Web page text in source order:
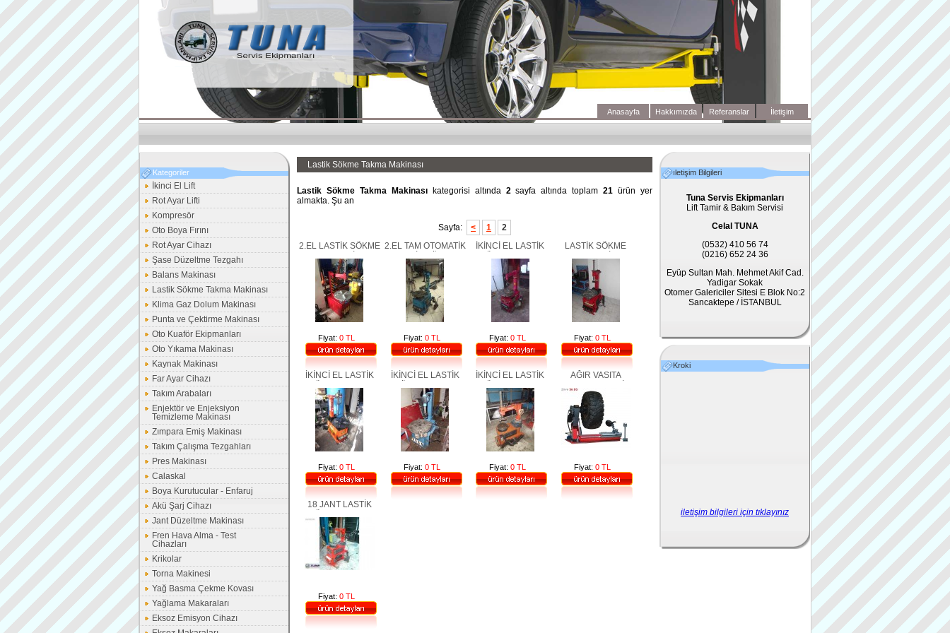
Anasayfa Hakkımızda Referanslar İletişim
Kategoriler
İkinci El Lift
Rot Ayar Lifti
Kompresör
Oto Boya Fırını
Rot Ayar Cihazı
Şase Düzeltme Tezgahı
Balans Makinası
Lastik Sökme Takma Makinası
Klima Gaz Dolum Makinası
Punta ve Çektirme Makinası
Oto Kuaför Ekipmanları
Oto Yıkama Makinası
Kaynak Makinası
Far Ayar Cihazı
Takım Arabaları
Enjektör ve Enjeksiyon
Temizleme Makinası
Zımpara Emiş Makinası
Takım Çalışma Tezgahları
Pres Makinası
Calaskal
Boya Kurutucular - Enfaruj
Akü Şarj Cihazı
Jant Düzeltme Makinası
Fren Hava Alma - Test
Cihazları
Krikolar
Torna Makinesi
Yağ Basma Çekme Kovası
Yağlama Makaraları
Eksoz Emisyon Cihazı
Lastik Sökme Takma Makinası
Lastik Sökme Takma Makinasıkategorisi altında 2sayfa altında toplam21 ürün yer
almakta. Şu an
Sayfa: < 1
2
2.EL LASTİK SÖKME
Fiyat:0 TL
2.EL TAM OTOMATİK
TAKMA MAKİNASI K-
MAK
Fiyat: 0 TL
İKİNCİ EL LASTİK
MAKİNASI SICAM
COLİBRİ BL 502
Fiyat: 0 TL
LASTİK SÖKME
ETİMAKSAN 1 YIL
GARANTİLİ
Fiyat:0 TL
İKİNCİ EL LASTİK
MAKİNASI CORGHİ
MARKA
Fiyat:0 TL
İKİNCİ EL LASTİK
MAKİNASI
Fiyat: 0 TL
İKİNCİ EL LASTİK
MAKİNASI
Fiyat: 0 TL
AĞIR VASITA
SÖKME TAKMA
MAKİNASI
Fiyat:0 TL
18 JANT LASTİK
Fiyat:0 TL
ıletişim Bilgileri
Tuna Servis Ekipmanları
Lift Tamir & Bakım Servisi
Celal TUNA
(0532) 410 56 74
(0216) 652 24 36
Eyüp Sultan Mah. Mehmet Akif Cad.
Yadigar Sokak
Otomer Galericiler Sitesi E Blok No:2
Sancaktepe / İSTANBUL
Kroki
iletişim bilgileri için tıklayınız